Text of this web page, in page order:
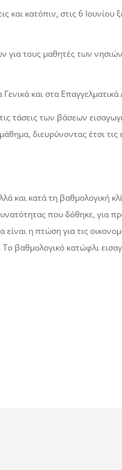
κατόπιν, στις 6 Ιουνίου
για τους μαθητές των
και στα
τάσεις των βάσεων
διευρύνοντας έτσι
κατά τη βαθμολογική
που δόθηκε,
η πτώση για τις
κατώφλι